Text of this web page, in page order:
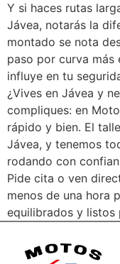
Y si haces rutas
Jávea, notarás la
montado se nota
paso por curva más
influye en tu
¿Vives en Jávea y
compliques: en
rápido y bien. El
Jávea, y tenemos
rodando con
Pide cita o ven
menos de una hora
equilibrados y listos